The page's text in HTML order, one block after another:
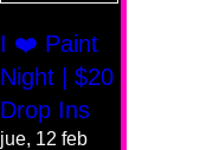
I ❤️ Paint
Night | $20
Drop Ins
jue, 12 feb